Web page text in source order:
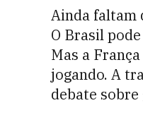
Ainda faltam
O Brasil
Mas a
jogando. A
debate